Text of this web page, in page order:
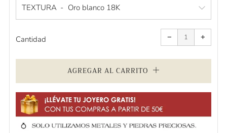
TEXTURA
Cantidad −
Quitar
a
cantidad
de
+a
de
AGREGAR AL CARRITO